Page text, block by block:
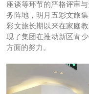
座谈等环节的严格评审
务阵地，明月五彩文旅
彩文旅长期以来在家庭
现了集团在推动新区青
方面的努力。